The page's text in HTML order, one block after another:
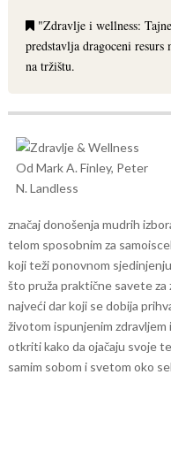
"Zdravlje i wellness:
predstavlja dragoceni
na tržištu.
značaj donošenja mudrih
telom sposobnim za
koji teži ponovnom
što pruža praktične savete
najveći dar koji se dobija
životom ispunjenim
otkriti kako da ojačaju svoje
samim sobom i svetom oko